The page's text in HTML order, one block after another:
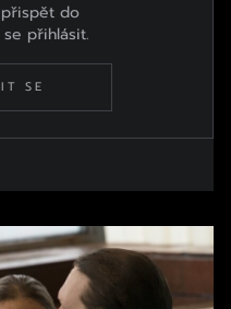
do
přihlásit.
SE